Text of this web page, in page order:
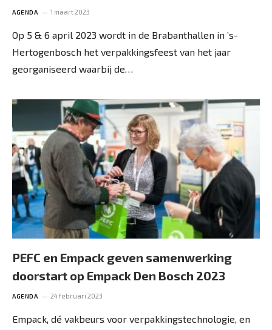
AGENDA 1 maart 2023
Op 5 & 6 april 2023 wordt in de Brabanthallen in ’s-
Hertogenbosch het verpakkingsfeest van het jaar
georganiseerd waarbij de…
PEFC en Empack geven samenwerking
doorstart op Empack Den Bosch 2023
AGENDA 24 februari 2023
Empack, dé vakbeurs voor verpakkingstechnologie, en